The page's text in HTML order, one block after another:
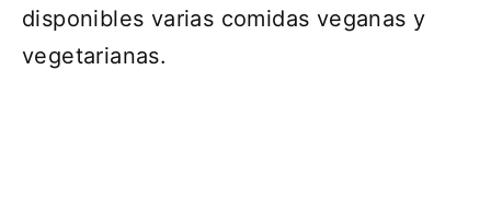
disponibles varias comidas veganas y
vegetarianas.